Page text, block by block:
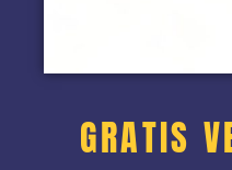
GRATIS